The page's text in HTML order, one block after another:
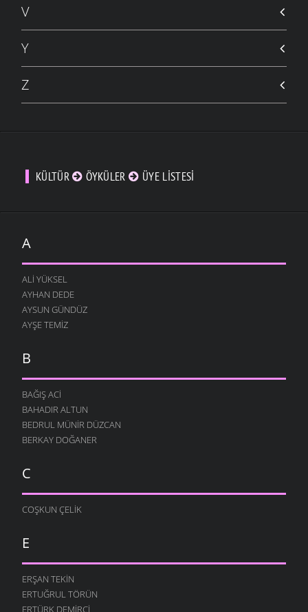
V
Y
Z
KÜLTÜR ÖYKÜLER ÜYE LISTESI
A
ALI YÜKSEL
AYHAN DEDE
AYSUN GÜNDÜZ
AYŞE TEMIZ
B
BAĞIŞ ACI
BAHADIR ALTUN
BEDRUL MÜNIR DÜZCAN
BERKAY DOĞANER
C
COŞKUN ÇELIK
E
ERŞAN TEKIN
ERTUĞRUL TÖRÜN
ERTÜRK DEMIRCI